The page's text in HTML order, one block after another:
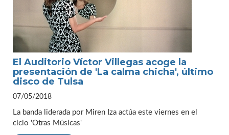
El Auditorio Víctor Villegas acoge la
presentación de 'La calma chicha', último
disco de Tulsa
07/05/2018
La banda liderada por Miren Iza actúa este viernes en el
ciclo 'Otras Músicas'